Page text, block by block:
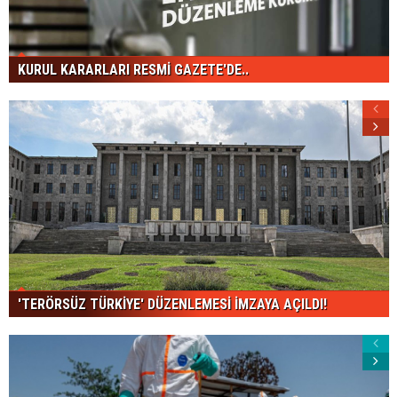
KURUL KARARLARI RESMİ GAZETE'DE..
'TERÖRSÜZ TÜRKİYE' DÜZENLEMESİ İMZAYA AÇILDI!